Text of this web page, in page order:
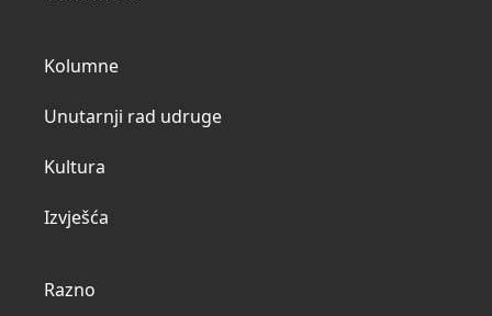
Kolumne
Unutarnji rad udruge
Kultura
Izvješća
Razno